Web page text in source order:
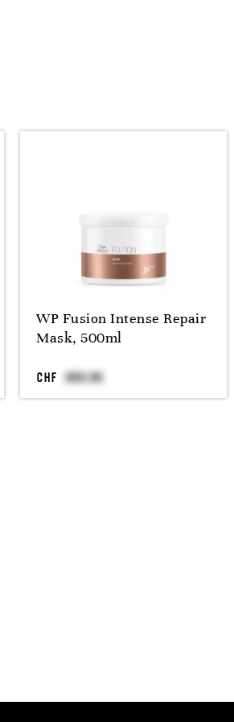
WP Fusion Intense Repair
Mask, 500ml
CHF